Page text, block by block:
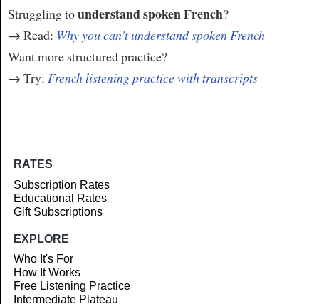
Struggling tounderstand spoken French?
→ Read: Why you can't understand spoken French
Want more structured practice?
→ Try: French listening practice with transcripts
RATES
Subscription Rates
Educational Rates
Gift Subscriptions
EXPLORE
Who It's For
How It Works
Free Listening Practice
Intermediate Plateau